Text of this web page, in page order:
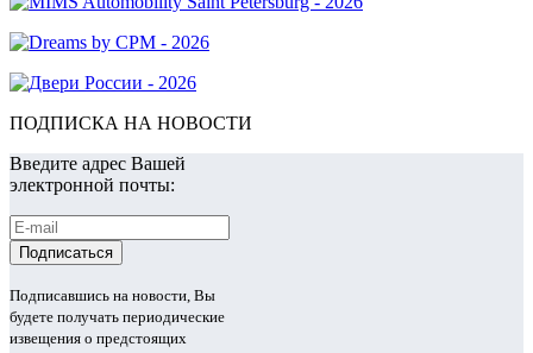
ПОДПИСКА НА НОВОСТИ
Введите адрес Вашей
электронной почты:
Подписавшись на новости, Вы
будете получать периодические
извещения о предстоящих